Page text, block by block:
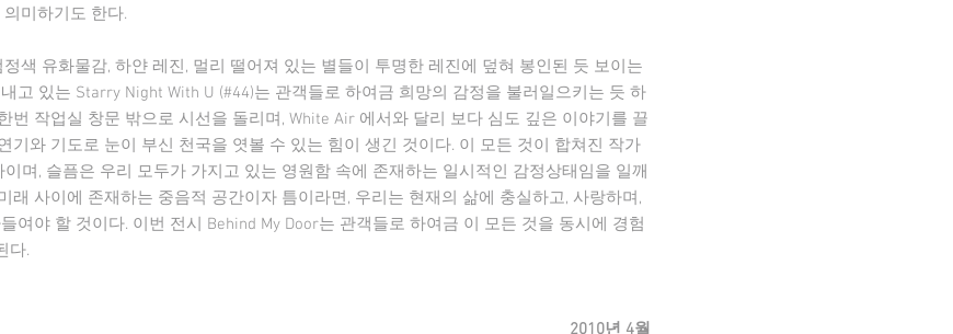
미하기도 한다.
색 유화물감, 하얀 레진, 멀리 떨어져 있는 별들이 투명한 레진에 덮혀 봉인된 듯 보이는
고 있는 Starry Night With U (#44)는 관객들로 하여금 희망의 감정을 불러일으키는 듯 하
번 작업실 창문 밖으로 시선을 돌리며, White Air 에서와 달리 보다 심도 깊은 이야기를 끌
기와 기도로 눈이 부신 천국을 엿볼 수 있는 힘이 생긴 것이다. 이 모든 것이 합쳐진 작가
며, 슬픔은 우리 모두가 가지고 있는 영원함 속에 존재하는 일시적인 감정상태임을 일깨
래 사이에 존재하는 중음적 공간이자 틈이라면, 우리는 현재의 삶에 충실하고, 사랑하며,
여야 할 것이다. 이번 전시 Behind My Door는 관객들로 하여금 이 모든 것을 동시에 경험
다.
2010년 4월